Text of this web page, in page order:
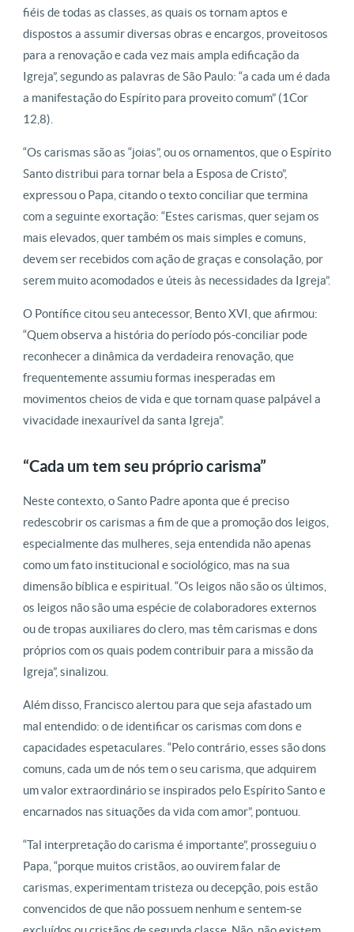
fiéis de todas as classes, as quais os tornam aptos e
dispostos a assumir diversas obras e encargos, proveitosos
para a renovação e cada vez mais ampla edificação da
Igreja”, segundo as palavras de São Paulo: “a cada um é dada
a manifestação do Espírito para proveito comum” (1Cor
12,8).
“Os carismas são as “joias”, ou os ornamentos, que o Espírito
Santo distribui para tornar bela a Esposa de Cristo”,
expressou o Papa, citando o texto conciliar que termina
com a seguinte exortação: “Estes carismas, quer sejam os
mais elevados, quer também os mais simples e comuns,
devem ser recebidos com ação de graças e consolação, por
serem muito acomodados e úteis às necessidades da Igreja”.
O Pontífice citou seu antecessor, Bento XVI, que afirmou:
“Quem observa a história do período pós-conciliar pode
reconhecer a dinâmica da verdadeira renovação, que
frequentemente assumiu formas inesperadas em
movimentos cheios de vida e que tornam quase palpável a
vivacidade inexaurível da santa Igreja”.
“Cada um tem seu próprio carisma”
Neste contexto, o Santo Padre aponta que é preciso
redescobrir os carismas a fim de que a promoção dos leigos,
especialmente das mulheres, seja entendida não apenas
como um fato institucional e sociológico, mas na sua
dimensão bíblica e espiritual. “Os leigos não são os últimos,
os leigos não são uma espécie de colaboradores externos
ou de tropas auxiliares do clero, mas têm carismas e dons
próprios com os quais podem contribuir para a missão da
Igreja”, sinalizou.
Além disso, Francisco alertou para que seja afastado um
mal entendido: o de identificar os carismas com dons e
capacidades espetaculares. “Pelo contrário, esses são dons
comuns, cada um de nós tem o seu carisma, que adquirem
um valor extraordinário se inspirados pelo Espírito Santo e
encarnados nas situações da vida com amor”, pontuou.
“Tal interpretação do carisma é importante”, prosseguiu o
Papa, “porque muitos cristãos, ao ouvirem falar de
carismas, experimentam tristeza ou decepção, pois estão
convencidos de que não possuem nenhum e sentem-se